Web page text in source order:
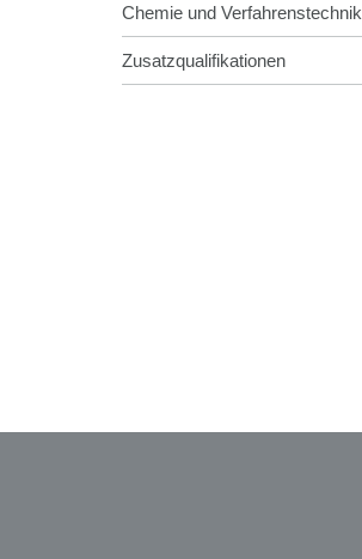
Chemie und Verfahrenstechnik
Zusatzqualifikationen